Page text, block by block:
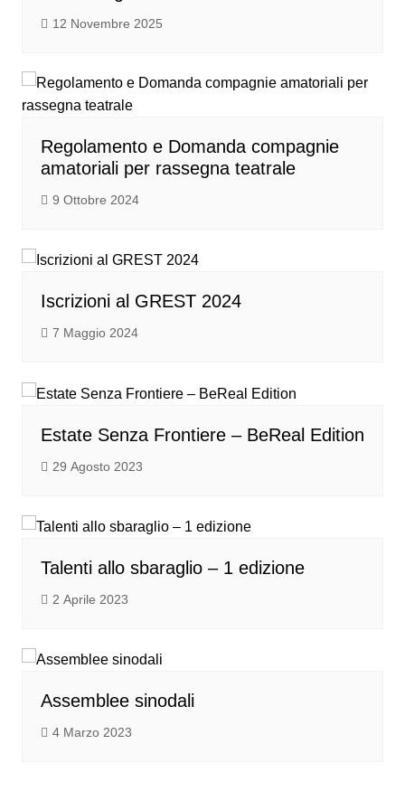
12 Novembre 2025
Regolamento e Domanda compagnie
amatoriali per rassegna teatrale
9 Ottobre 2024
Iscrizioni al GREST 2024
7 Maggio 2024
Estate Senza Frontiere – BeReal Edition
29 Agosto 2023
Talenti allo sbaraglio – 1 edizione
2 Aprile 2023
Assemblee sinodali
4 Marzo 2023